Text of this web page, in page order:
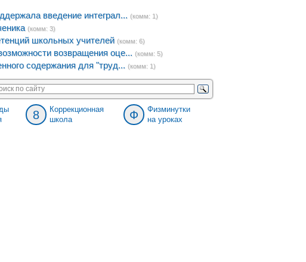
введение интеграл... (комм: 1)
(комм: 3)
школьных учителей (комм: 6)
возвращения оце... (комм: 5)
содержания для "труд... (комм: 1)
8
Коррекционная
школа
Ф
Физминутки
на уроках